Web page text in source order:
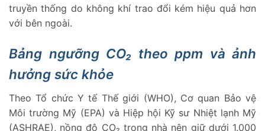
truyền thống do không khí trao đổi kém hiệu quả hơn
với bên ngoài.
Bảng ngưỡng CO₂ theo ppm và ảnh
hưởng sức khỏe
Theo Tổ chức Y tế Thế giới (WHO), Cơ quan Bảo vệ
Môi trường Mỹ (EPA) và Hiệp hội Kỹ sư Nhiệt lạnh Mỹ
(ASHRAE), nồng độ CO₂ trong nhà nên giữ dưới 1.000